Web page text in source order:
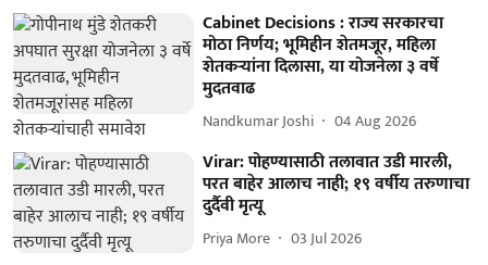
Cabinet Decisions : राज्य सरकारचा
मोठा निर्णय; भूमिहीन शेतमजूर, महिला
शेतकऱ्यांना दिलासा, या योजनेला ३ वर्षे
मुदतवाढ
Nandkumar Joshi 04 Aug 2026
Virar: पोहण्यासाठी तलावात उडी मारली,
परत बाहेर आलाच नाही; १९ वर्षीय तरुणाचा
दुर्दैवी मृत्यू
Priya More 03 Jul 2026